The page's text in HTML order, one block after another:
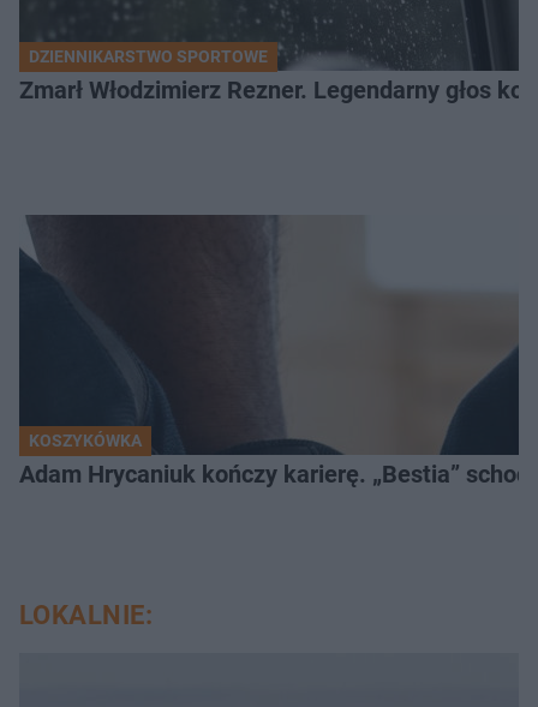
DZIENNIKARSTWO SPORTOWE
Zmarł Włodzimierz Rezner. Legendarny głos
KOSZYKÓWKA
Adam Hrycaniuk kończy karierę. „Bestia”
LOKALNIE: